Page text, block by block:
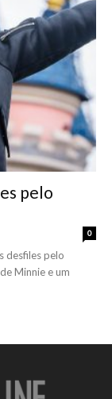
pelo
0
desfiles pelo
Minnie e um